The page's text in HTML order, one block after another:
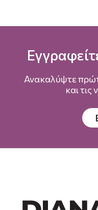
Ανακαλύψτε
και τις